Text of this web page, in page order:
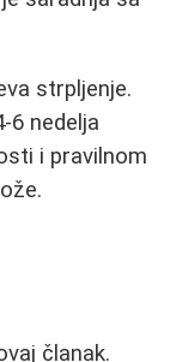
strpljenje.
6 nedelja
i pravilnom
članak.